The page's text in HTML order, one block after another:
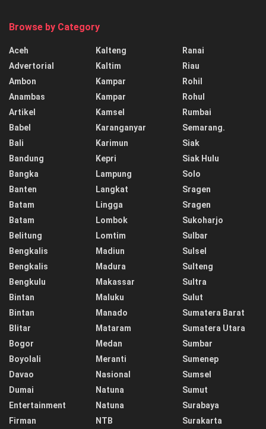
Browse by Category
Aceh
Advertorial
Ambon
Anambas
Artikel
Babel
Bali
Bandung
Bangka
Banten
Batam
Batam
Belitung
Bengkalis
Bengkalis
Bengkulu
Bintan
Bintan
Blitar
Bogor
Boyolali
Davao
Dumai
Entertainment
Firman
Kalteng
Kaltim
Kampar
Kampar
Kamsel
Karanganyar
Karimun
Kepri
Lampung
Langkat
Lingga
Lombok
Lomtim
Madiun
Madura
Makassar
Maluku
Manado
Mataram
Medan
Meranti
Nasional
Natuna
Natuna
NTB
Ranai
Riau
Rohil
Rohul
Rumbai
Semarang.
Siak
Siak Hulu
Solo
Sragen
Sragen
Sukoharjo
Sulbar
Sulsel
Sulteng
Sultra
Sulut
Sumatera Barat
Sumatera Utara
Sumbar
Sumenep
Sumsel
Sumut
Surabaya
Surakarta